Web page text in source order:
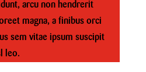
arcu non hendrerit
magna, a finibus orci
sem vitae ipsum suscipit
leo.